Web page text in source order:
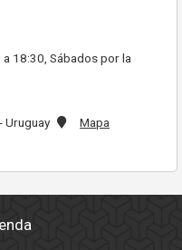
a 18:30, Sábados por la
Uruguay
Mapa